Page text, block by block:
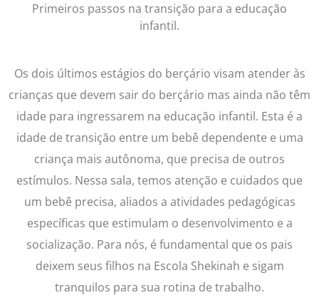
Primeiros passos na transição para a educação
infantil.
Os dois últimos estágios do berçário visam atender às
crianças que devem sair do berçário mas ainda não têm
idade para ingressarem na educação infantil. Esta é a
idade de transição entre um bebê dependente e uma
criança mais autônoma, que precisa de outros
estímulos. Nessa sala, temos atenção e cuidados que
um bebê precisa, aliados a atividades pedagógicas
específicas que estimulam o desenvolvimento e a
socialização. Para nós, é fundamental que os pais
deixem seus filhos na Escola Shekinah e sigam
tranquilos para sua rotina de trabalho.